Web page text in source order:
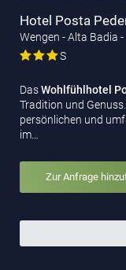
Hotel Posta
Wengen - Alta Badia
S
DasWohlfühlhotel
Tradition und
persönlichen und
im…
Zur Anfrage